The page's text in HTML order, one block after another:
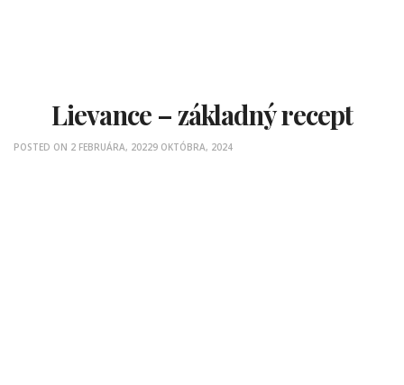
Lievance – základný recept
POSTED ON 2 FEBRUÁRA, 20229 OKTÓBRA, 2024